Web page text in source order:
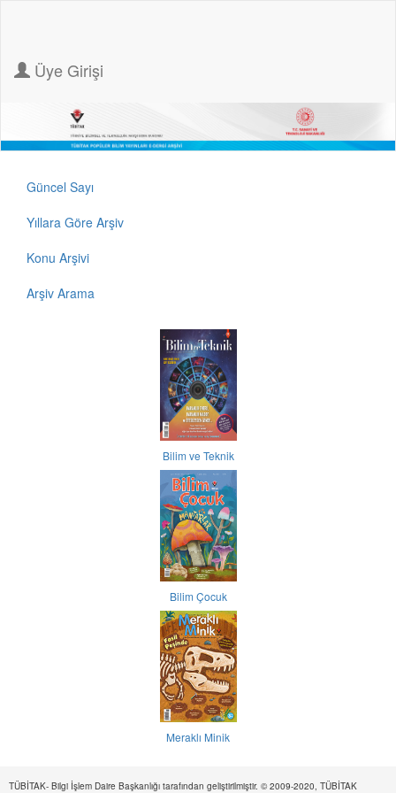
Üye Girişi
Güncel Sayı
Yıllara Göre Arşiv
Konu Arşivi
Arşiv Arama
Bilim ve Teknik
Bilim Çocuk
Meraklı Minik
TÜBİTAK- Bilgi İşlem Daire Başkanlığı tarafından geliştirilmiştir. © 2009-2020, TÜBİTAK